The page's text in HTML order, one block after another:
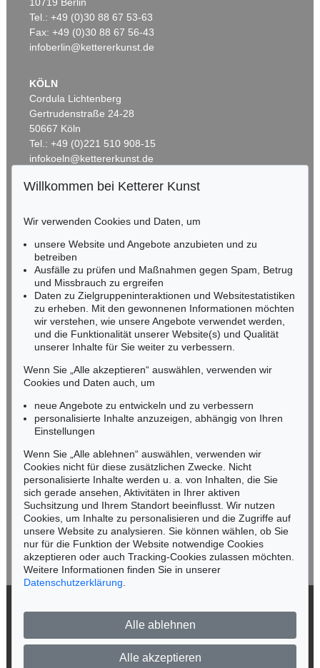
Tel.: +49 (0)30 88 67 53-63
Fax: +49 (0)30 88 67 56-43
infoberlin@kettererkunst.de
KÖLN
Cordula Lichtenberg
Gertrudenstraße 24-28
50667 Köln
Tel.: +49 (0)221 510 908-15
infokoeln@kettererkunst.de
RHEINLAND-PFALZ
Miriam Heß
Tel.: +49 (0)62 21 58 80-038
Fax: +49 (0)62 21 58 80-595
infoheidelberg@kettererkunst.de
NORDDEUTSCHLAND
Nico Kassel, M.A.
Tel.: +49 (0)89 55244-164
Mobil: +49 (0)171 8618661
n.kassel@kettererkunst.de
Keine Auktion mehr verpassen!
Wir informieren Sie rechtzeitig.
Jetzt zum Newsletter anmelden >
Impressum
Willkommen bei Ketterer Kunst
Wir verwenden Cookies und Daten, um
unsere Website und Angebote anzubieten und zu
betreiben
Ausfälle zu prüfen und Maßnahmen gegen Spam, Betrug
und Missbrauch zu ergreifen
Daten zu Zielgruppeninteraktionen und Websitestatistiken
zu erheben. Mit den gewonnenen Informationen möchten
wir verstehen, wie unsere Angebote verwendet werden,
und die Funktionalität unserer Website(s) und Qualität
unserer Inhalte für Sie weiter zu verbessern.
Wenn Sie „Alle akzeptieren“ auswählen, verwenden wir
Cookies und Daten auch, um
neue Angebote zu entwickeln und zu verbessern
personalisierte Inhalte anzuzeigen, abhängig von Ihren
Einstellungen
Wenn Sie „Alle ablehnen“ auswählen, verwenden wir
Cookies nicht für diese zusätzlichen Zwecke. Nicht
personalisierte Inhalte werden u. a. von Inhalten, die Sie
sich gerade ansehen, Aktivitäten in Ihrer aktiven
Suchsitzung und Ihrem Standort beeinflusst. Wir nutzen
Cookies, um Inhalte zu personalisieren und die Zugriffe auf
unsere Website zu analysieren. Sie können wählen, ob Sie
nur für die Funktion der Website notwendige Cookies
akzeptieren oder auch Tracking-Cookies zulassen möchten.
Weitere Informationen finden Sie in unserer
Datenschutzerklärung
Alle ablehnen
Alle akzeptieren